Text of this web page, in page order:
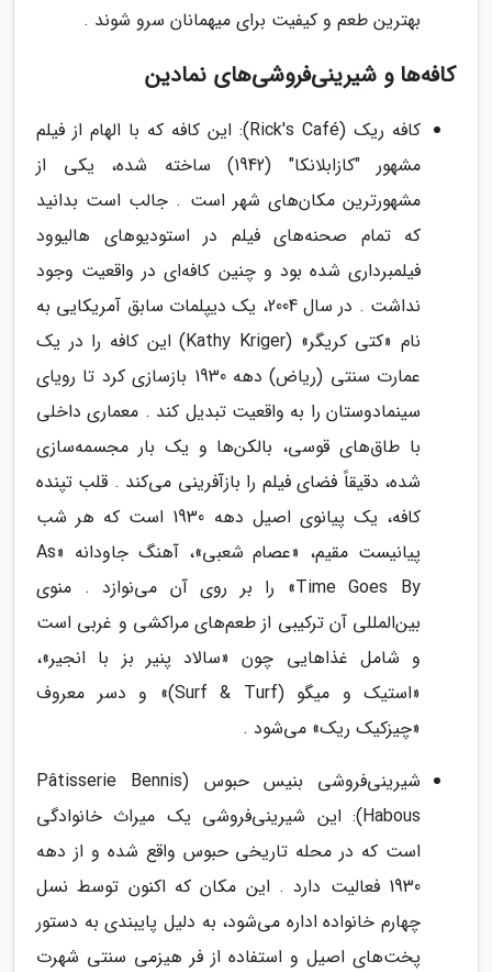
بهترین طعم و کیفیت برای میهمانان سرو شوند .
کافه‌ها و شیرینی‌فروشی‌های نمادین
کافه ریک (Rick's Café): این کافه که با الهام از فیلم
مشهور "کازابلانکا" (1942) ساخته شده، یکی از
مشهورترین مکان‌های شهر است . جالب است بدانید
که تمام صحنه‌های فیلم در استودیوهای هالیوود
فیلمبرداری شده بود و چنین کافه‌ای در واقعیت وجود
نداشت . در سال 2004، یک دیپلمات سابق آمریکایی به
نام «کتی کریگر» (Kathy Kriger) این کافه را در یک
عمارت سنتی (ریاض) دهه 1930 بازسازی کرد تا رویای
سینمادوستان را به واقعیت تبدیل کند . معماری داخلی
با طاق‌های قوسی، بالکن‌ها و یک بار مجسمه‌سازی
شده، دقیقاً فضای فیلم را بازآفرینی می‌کند . قلب تپنده
کافه، یک پیانوی اصیل دهه 1930 است که هر شب
پیانیست مقیم، «عصام شعبی»، آهنگ جاودانه «As
Time Goes By» را بر روی آن می‌نوازد . منوی
بین‌المللی آن ترکیبی از طعم‌های مراکشی و غربی است
و شامل غذاهایی چون «سالاد پنیر بز با انجیر»،
«استیک و میگو (Surf & Turf)» و دسر معروف
«چیزکیک ریک» می‌شود .
شیرینی‌فروشی بنیس حبوس (Pâtisserie Bennis
Habous): این شیرینی‌فروشی یک میراث خانوادگی
است که در محله تاریخی حبوس واقع شده و از دهه
1930 فعالیت دارد . این مکان که اکنون توسط نسل
چهارم خانواده اداره می‌شود، به دلیل پایبندی به دستور
پخت‌های اصیل و استفاده از فر هیزمی سنتی شهرت